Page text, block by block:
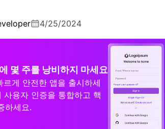
4/25/2024
몇 주를 낭비하지 마세요
게 안전한 앱을 출시하세
사용자 인증을 통합하고 핵
하세요.